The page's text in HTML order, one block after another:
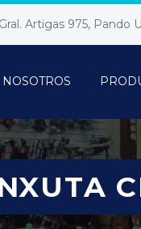
Artigas 975, Pando